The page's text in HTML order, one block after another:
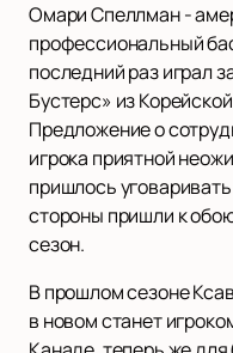
Омари Спеллман -
профессиональный
последний раз играл
Бустерс» из
Предложение о
игрока приятной
пришлось
стороны пришли к
сезон.
В прошлом сезоне
в новом станет